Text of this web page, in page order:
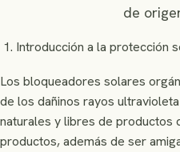
de
Introducción a la protección
Los bloqueadores solares
de los dañinos rayos
naturales y libres de productos
productos, además de ser